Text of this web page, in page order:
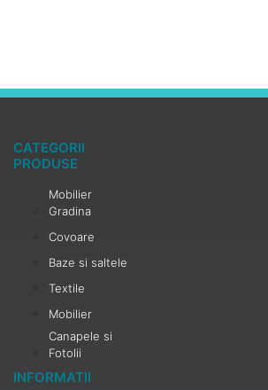
CATEGORII
PRODUSE
Mobilier
Gradina
Covoare
Baze si saltele
Textile
Mobilier
Canapele si
Fotolii
INFORMATII